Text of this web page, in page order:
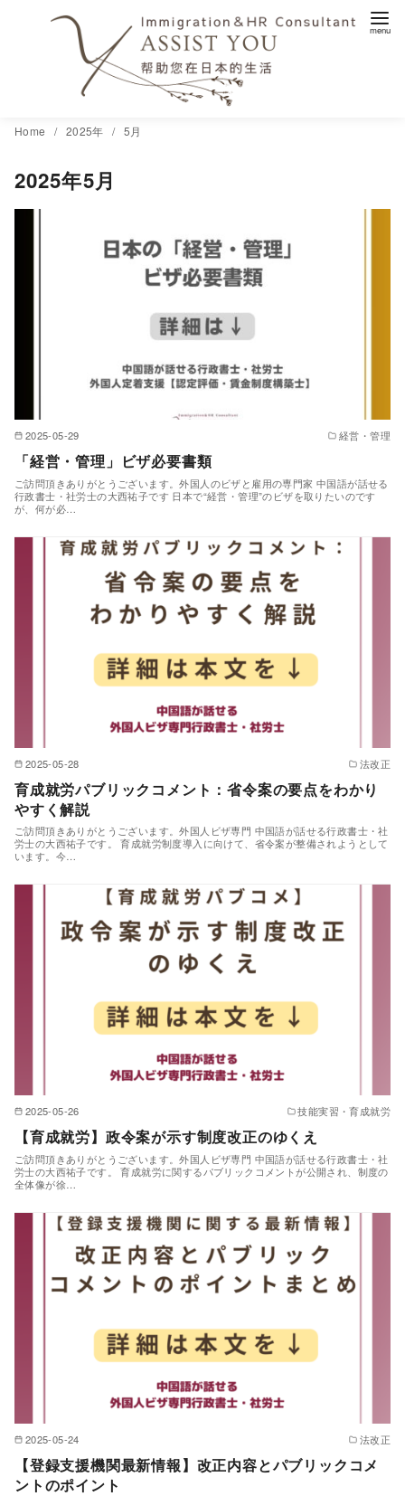
Home 2025年 5月
2025年5月
2025-05-29 経営・管理
「経営・管理」ビザ必要書類
ご訪問頂きありがとうございます。外国人のビザと雇用の専門家 中国語が話せる
行政書士・社労士の大西祐子です 日本で“経営・管理”のビザを取りたいのです
が、何が必…
2025-05-28 法改正
育成就労パブリックコメント：省令案の要点をわかり
やすく解説
ご訪問頂きありがとうございます。外国人ビザ専門 中国語が話せる行政書士・社
労士の大西祐子です。 育成就労制度導入に向けて、省令案が整備されようとして
います。今…
2025-05-26 技能実習・育成就労
【育成就労】政令案が示す制度改正のゆくえ
ご訪問頂きありがとうございます。外国人ビザ専門 中国語が話せる行政書士・社
労士の大西祐子です。 育成就労に関するパブリックコメントが公開され、制度の
全体像が徐…
2025-05-24 法改正
【登録支援機関最新情報】改正内容とパブリックコメ
ントのポイント